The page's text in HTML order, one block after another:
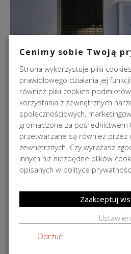
+
Cenimy sobie Twoją
Strona wykorzystuje pliki
prawidłowego działania jej
również pliki cookies
korzystania z zewnętrznych
społecznościowych,
gromadzone za pośrednictwem
przetwarzane są również przez
zewnętrznych. Czy wyrażasz
innych niż niezbędne plików
opisanych w polityce
Odrzuć
Zaakceptuj